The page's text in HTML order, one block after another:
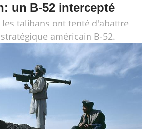
un B-52 intercepté
les talibans ont tenté d'abattre
américain B-52.